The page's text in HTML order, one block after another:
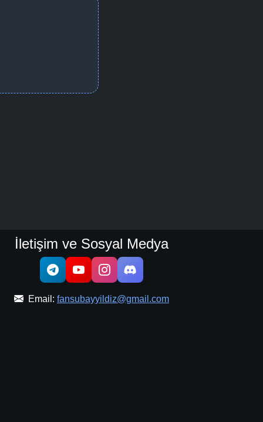
İletişim ve Sosyal Medya
Email: fansubayyildiz@gmail.com